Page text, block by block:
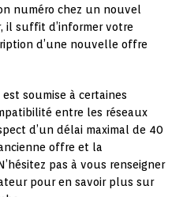
numéro chez un nouvel
il suffit d’informer votre
d’une nouvelle offre
soumise à certaines
entre les réseaux
d’un délai maximal de 40
offre et la
pas à vous renseigner
pour en savoir plus sur